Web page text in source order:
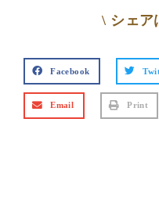
\ シェア
Facebook
Email Print